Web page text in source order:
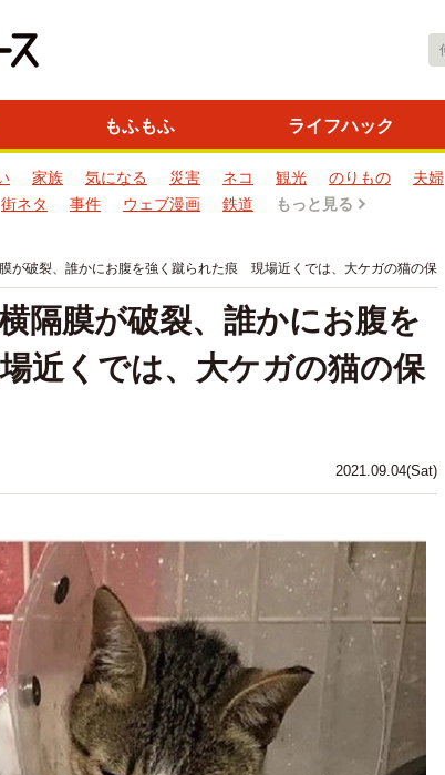
もふもふ ライフハック
家族 気になる 災害 ネコ 観光 のりもの 夫婦
街ネタ 事件 ウェブ漫画 鉄道 もっと見る
が破裂、誰かにお腹を強く蹴られた痕 現場近くでは、大ケガの猫の保
2021.09.04(Sat)
隔膜が破裂、誰かにお腹を
近くでは、大ケガの猫の保